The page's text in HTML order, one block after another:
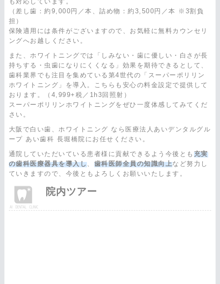
（差し歯：約9,000円／本、詰め物：約3,500円／本 ※3割負
担）
保険適用には条件がございますので、お気軽に無料カウンセリ
ングへお越しください。
また、ホワイトニングでは「しみない・歯に優しい・白さが長
持ちする・虫歯になりにくくなる」効果を期待できるとして、
歯科業界でも注目を集めている第4世代の「スーパーポリリン
ホワイトニング」を導入。こちらも安心の料金設定で提供して
おります。（4,999+税／1h3回照射）
スーパーポリリンホワイトニングをぜひ一度体感してみてくだ
さい。
大阪で白い歯、ホワイトニング なら医療法人あいデンタルグル
ープ あい歯科 長堀橋院にお任せください。
通院していただいている患者様に貢献できるよう今後とも 充実
の歯科医療器具を導入し、 歯科医師全員の知識向上など努力し
ていきますので、今後ともよろしくお願いいたします。
院内ツアー